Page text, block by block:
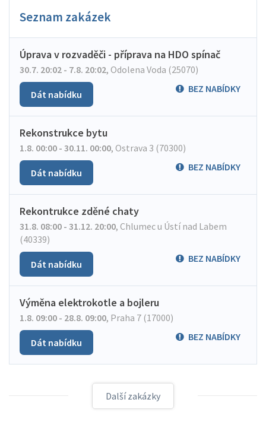
Seznam zakázek
Úprava v rozvaděči - příprava na HDO spínač
30.7. 20:02 - 7.8. 20:02, Odolena Voda (25070)
BEZ NABÍDKY
Dát nabídku
Rekonstrukce bytu
1.8. 00:00 - 30.11. 00:00, Ostrava 3 (70300)
BEZ NABÍDKY
Dát nabídku
Rekontrukce zděné chaty
31.8. 08:00 - 31.12. 20:00, Chlumec u Ústí nad Labem
(40339)
BEZ NABÍDKY
Dát nabídku
Výměna elektrokotle a bojleru
1.8. 09:00 - 28.8. 09:00, Praha 7 (17000)
BEZ NABÍDKY
Dát nabídku
Další zakázky